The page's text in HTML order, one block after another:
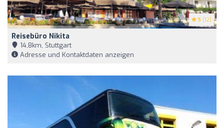
5 (12)
Reisebüro Nikita
14,8km, Stuttgart
Adresse und Kontaktdaten anzeigen